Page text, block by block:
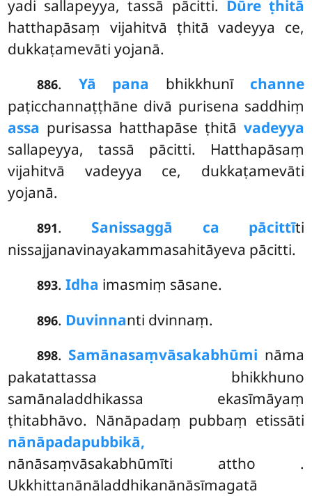
yadi sallapeyya, tassā pācitti. Dūre ṭhitā
hatthapāsaṃ vijahitvā ṭhitā vadeyya ce,
dukkaṭamevāti yojanā.
886. Yā pana bhikkhunī channe
paṭicchannaṭṭhāne divā purisena saddhiṃ
assa purisassa hatthapāse ṭhitā vadeyya
sallapeyya, tassā pācitti. Hatthapāsaṃ
vijahitvā vadeyya ce, dukkaṭamevāti
yojanā.
891. Sanissaggā ca pācittīti
nissajjanavinayakammasahitāyeva pācitti.
893.Idha imasmiṃ sāsane.
896. Duvinnanti dvinnaṃ.
898. Samānasaṃvāsakabhūmi nāma
pakatattassa bhikkhuno
samānaladdhikassa ekasīmāyaṃ
ṭhitabhāvo. Nānāpadaṃ pubbaṃ etissāti
nānāpadapubbikā,
nānāsaṃvāsakabhūmīti attho .
Ukkhittanānāladdhikanānāsīmagatā